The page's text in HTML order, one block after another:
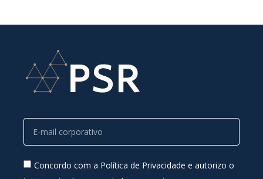
Concordo com a Política de Privacidade e autorizo o